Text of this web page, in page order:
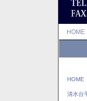
HOME
HOME
清水台